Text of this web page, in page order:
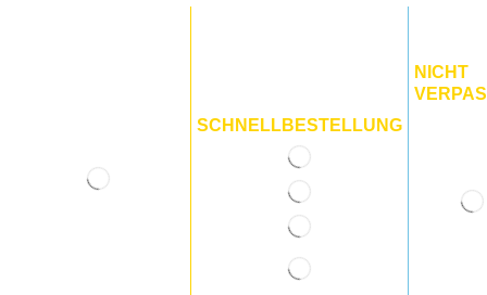
SCHNELLBESTELLUNG
NICHT